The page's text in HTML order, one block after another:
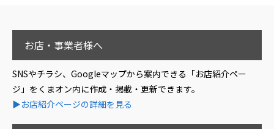
お店・事業者様へ
SNSやチラシ、Googleマップから案内できる「お店紹介ペー
ジ」をくまオン内に作成・掲載・更新できます。
▶お店紹介ページの詳細を見る